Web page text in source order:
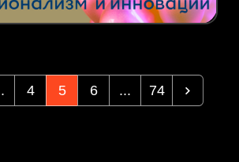
4 5 6 ... 74